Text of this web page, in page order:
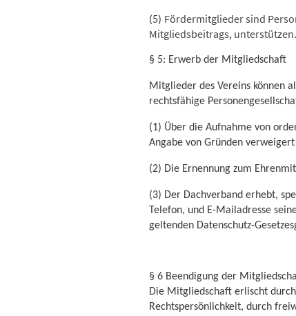
(5) Fördermitglieder sind
Mitgliedsbeitrags, unterstützen.
§ 5: Erwerb der Mitgliedschaft
Mitglieder des Vereins können
rechtsfähige
(1) Über die Aufnahme von
Angabe von Gründen
(2) Die Ernennung zum
(3) Der Dachverband erhebt,
Telefon, und E-Mailadresse
geltenden Datenschutz-
§ 6 Beendigung der
Die Mitgliedschaft erlischt
Rechtspersönlichkeit, durch